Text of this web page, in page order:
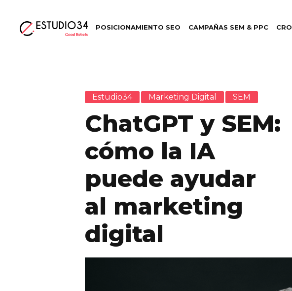
POSICIONAMIENTO SEO CAMPAÑAS SEM & PPC CRO
Estudio34 Marketing Digital SEM
ChatGPT y SEM:
cómo la IA
puede ayudar
al marketing
digital